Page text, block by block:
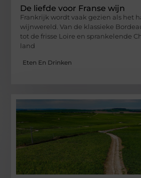
De liefde voor Franse wijn
Frankrijk wordt vaak gezien als het
wijnwereld. Van de klassieke
tot de frisse Loire en sprankelende
land
Eten En Drinken